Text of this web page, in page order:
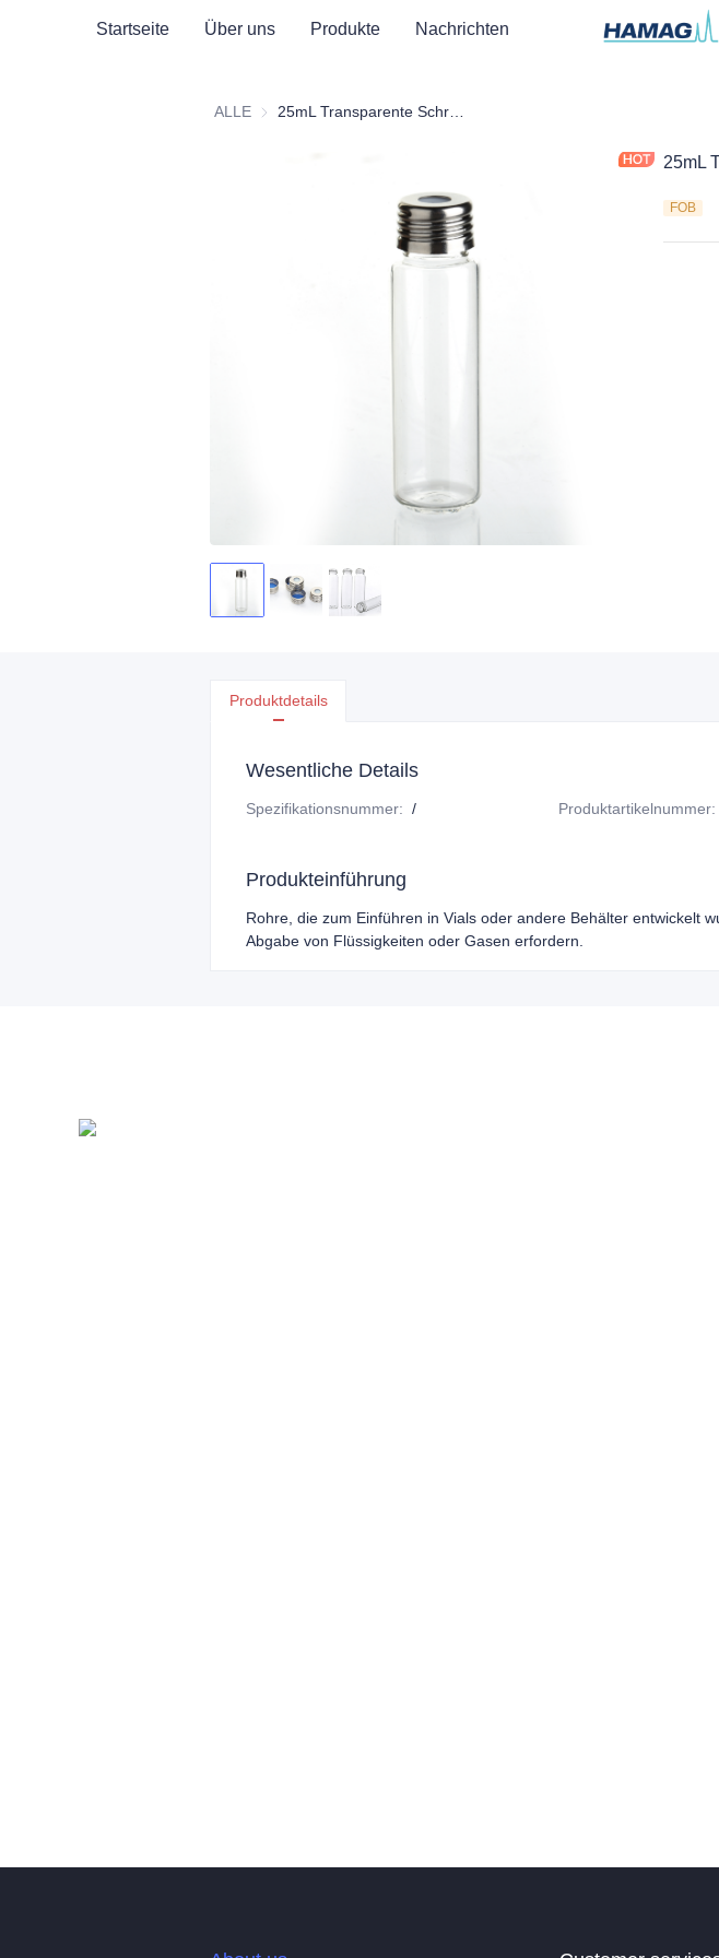
Startseite Über uns Produkte Nachrichten
ALLE
25mL
FOB
Produktdetails
Wesentliche Details
Spezifikationsnummer: / Produktartikelnummer:
Produkteinführung
Rohre, die zum Einführen in Vials oder andere Behälter entwickelt
Abgabe von Flüssigkeiten oder Gasen erfordern.